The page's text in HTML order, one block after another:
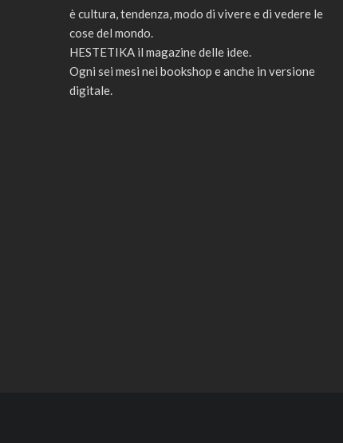
è cultura, tendenza, modo di vivere e di vedere le
cose del mondo.
HESTETIKA il magazine delle idee.
Ogni sei mesi nei bookshop e anche in versione
digitale.